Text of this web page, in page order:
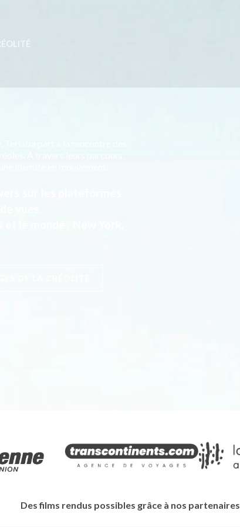
Des films rendus possibles grâce à nos partenaires.